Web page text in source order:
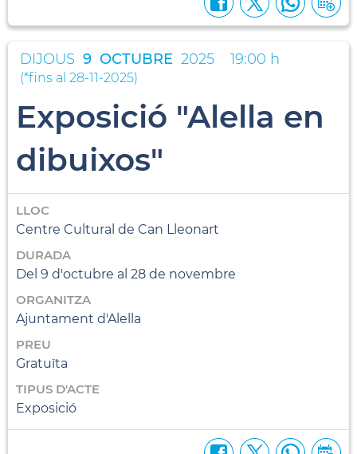
DIJOUS 9 OCTUBRE 2025 19:00 h
(*fins al 28-11-2025)
Exposició "Alella en
dibuixos"
LLOC
Centre Cultural de Can Lleonart
DURADA
Del 9 d'octubre al 28 de novembre
ORGANITZA
Ajuntament d'Alella
PREU
Gratuïta
TIPUS D'ACTE
Exposició